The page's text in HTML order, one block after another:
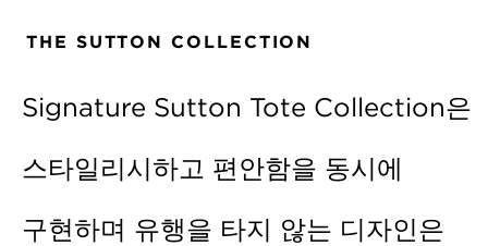
THE SUTTON COLLECTION
Signature Sutton Tote Collection은
스타일리시하고 편안함을 동시에
구현하며 유행을 타지 않는 디자인은